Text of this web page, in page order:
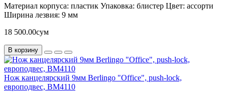
Материал корпуса: пластик Упаковка: блистер Цвет: ассорти
Ширина лезвия: 9 мм
18 500.00сум
В корзину
Нож канцелярский 9мм Berlingo "Office", push-lock,
европодвес, BM4110